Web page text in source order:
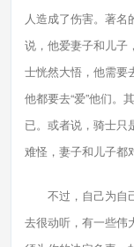
人造成了伤害。著
说，他爱妻子和儿子
士恍然大悟，他需要
他都要去“爱”他们。
已。或者说，骑士只
难怪，妻子和儿子都
不过，自己为自己
去很动听，有一些伟